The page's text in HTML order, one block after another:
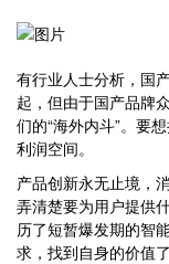
有行业人士分析，国
起，但由于国产品牌
们的“海外内斗”。要
利润空间。
产品创新永无止境，
弄清楚要为用户提供
历了短暂爆发期的智
求，找到自身的价值了